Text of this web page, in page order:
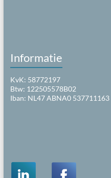
Informatie
KvK: 58772197
Btw: 122505578B02
Iban: NL47 ABNA0 537711163